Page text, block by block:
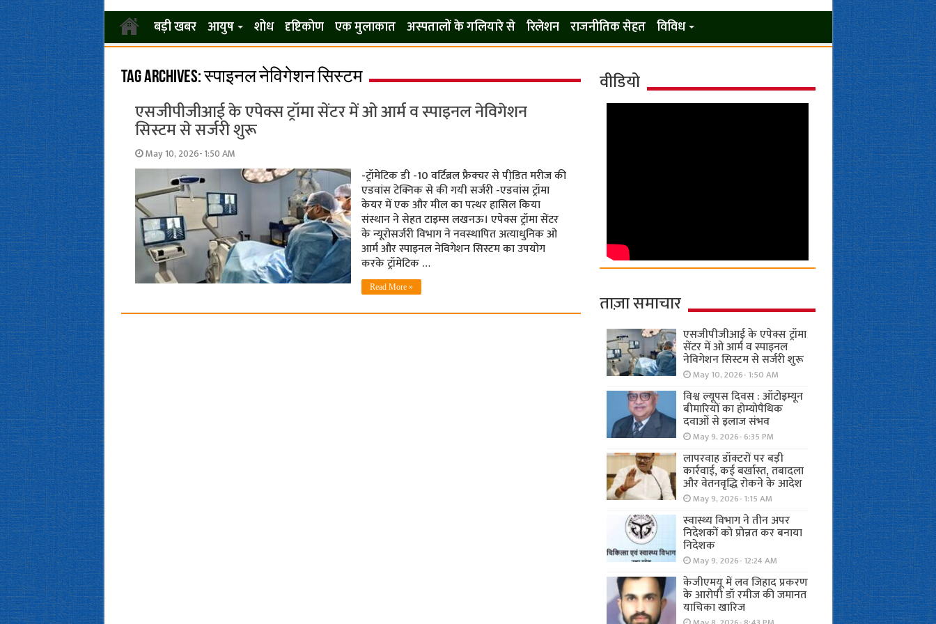
बड़ी खबर आयुष शोध दृष्टिकोण एक मुलाकात अस्पतालों के गलियारे से रिलेशन राजनीतिक सेहत विविध
Tag Archives:स्पाइनल नेविगेशन सिस्टम
एसजीपीजीआई के एपेक्स ट्रॉमा सेंटर में ओ आर्म व स्पाइनल नेविगेशन
सिस्टम से सर्जरी शुरू
May 10, 2026- 1:50 AM
-ट्रॉमेटिक डी -10 वर्टिब्रल फ्रैक्चर से पीडि़त मरीज की
एडवांस टेक्निक से की गयी सर्जरी -एडवांस ट्रॉमा
केयर में एक और मील का पत्थर हासिल किया
संस्थान ने सेहत टाइम्स लखनऊ। एपेक्स ट्रॉमा सेंटर
के न्यूरोसर्जरी विभाग ने नवस्थापित अत्याधुनिक ओ
आर्म और स्पाइनल नेविगेशन सिस्टम का उपयोग
करके ट्रॉमेटिक …
Read More »
वीडियो
ताज़ा समाचार
एसजीपीजीआई के एपेक्स ट्रॉमा
सेंटर में ओ आर्म व स्पाइनल
नेविगेशन सिस्टम से सर्जरी शुरू
May 10, 2026- 1:50 AM
विश्व ल्यूपस दिवस : ऑटोइम्यून
बीमारियों का होम्योपैथिक
दवाओं से इलाज संभव
May 9, 2026- 6:35 PM
लापरवाह डॉक्टरों पर बड़ी
कार्रवाई, कई बर्खास्त, तबादला
और वेतनवृद्धि रोकने के आदेश
May 9, 2026- 1:15 AM
स्वास्थ्य विभाग ने तीन अपर
निदेशकों को प्रोन्नत कर बनाया
निदेशक
May 9, 2026- 12:24 AM
केजीएमयू में लव जिहाद प्रकरण
के आरोपी डॉ रमीज की जमानत
याचिका खारिज